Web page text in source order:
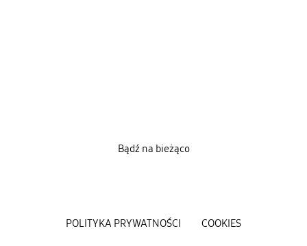
POLITYKA PRYWATNOŚCI COOKIES
Bądź na bieżąco